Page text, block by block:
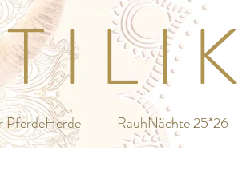
I L I K
PferdeHerde RauhNächte 25*26